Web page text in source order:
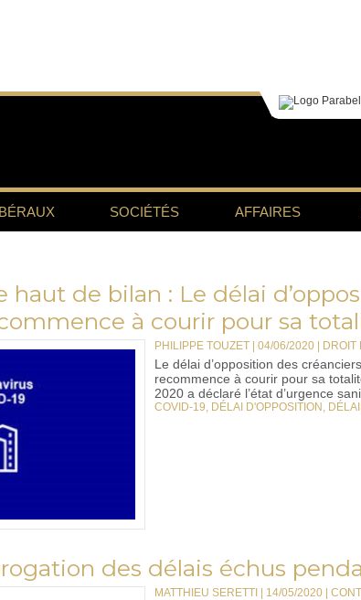
SOCIÉTÉS AFFAIRES
haut de bilan : Le délai
à courir pour sa
PHILIPPE TOUZET | 04/06/2020 DROIT
Le délai d’opposition des
recommence à courir pour sa
2020 a déclaré l’état d’urgence
COVID-19, DÉLAI D'OPPOSITION ,
des délais échus
MATTHIEU SERETTI | 14/05/2020